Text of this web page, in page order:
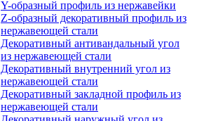
Y-образный профиль из нержавейки
Z-образный декоративный профиль из
нержавеющей стали
Декоративный антивандальный угол
из нержавеющей стали
Декоративный внутренний угол из
нержавеющей стали
Декоративный закладной профиль из
нержавеющей стали